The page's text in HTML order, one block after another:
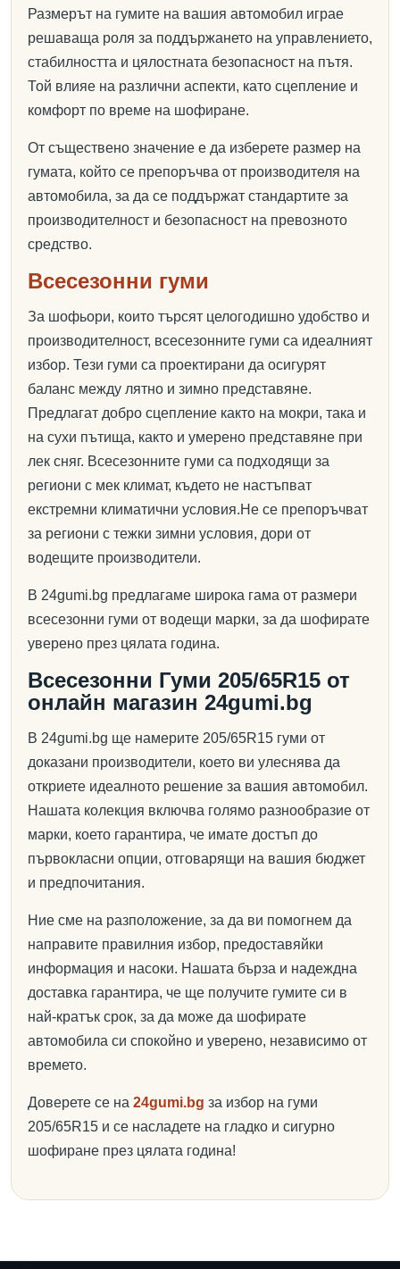
Размерът на гумите на вашия автомобил играе
решаваща роля за поддържането на управлението,
стабилността и цялостната безопасност на пътя.
Той влияе на различни аспекти, като сцепление и
комфорт по време на шофиране.
От съществено значение е да изберете размер на
гумата, който се препоръчва от производителя на
автомобила, за да се поддържат стандартите за
производителност и безопасност на превозното
средство.
Всесезонни гуми
За шофьори, които търсят целогодишно удобство и
производителност, всесезонните гуми са идеалният
избор. Тези гуми са проектирани да осигурят
баланс между лятно и зимно представяне.
Предлагат добро сцепление както на мокри, така и
на сухи пътища, както и умерено представяне при
лек сняг. Всесезонните гуми са подходящи за
региони с мек климат, където не настъпват
екстремни климатични условия.Не се препоръчват
за региони с тежки зимни условия, дори от
водещите производители.
В 24gumi.bg предлагаме широка гама от размери
всесезонни гуми от водещи марки, за да шофирате
уверено през цялата година.
Всесезонни Гуми 205/65R15 от
онлайн магазин 24gumi.bg
В 24gumi.bg ще намерите 205/65R15 гуми от
доказани производители, което ви улеснява да
откриете идеалното решение за вашия автомобил.
Нашата колекция включва голямо разнообразие от
марки, което гарантира, че имате достъп до
първокласни опции, отговарящи на вашия бюджет
и предпочитания.
Ние сме на разположение, за да ви помогнем да
направите правилния избор, предоставяйки
информация и насоки. Нашата бърза и надеждна
доставка гарантира, че ще получите гумите си в
най-кратък срок, за да може да шофирате
автомобила си спокойно и уверено, независимо от
времето.
Доверете се на 24gumi.bg за избор на гуми
205/65R15 и се насладете на гладко и сигурно
шофиране през цялата година!